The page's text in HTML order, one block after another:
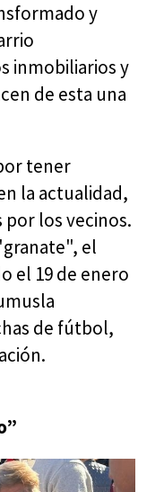
y
inmobiliarios y
de esta una
tener
la actualidad,
los vecinos.
el
el 19 de enero
de fútbol,